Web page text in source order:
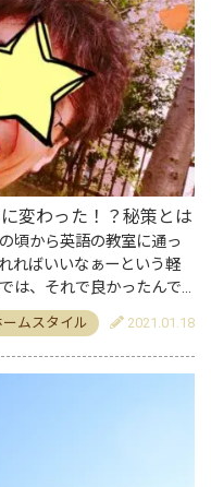
変わった！？秘策とは
頃から英語の教室に通っ
ればいいなぁーという軽
は、それで良かったんで
題が出るようになったん
ームスタイル 2021.01.18